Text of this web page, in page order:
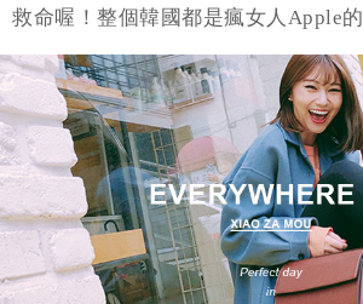
救命喔！整個韓國都是瘋女人Apple